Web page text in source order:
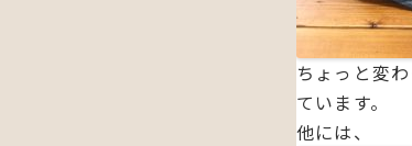
ちょっと変
ています。
他には、